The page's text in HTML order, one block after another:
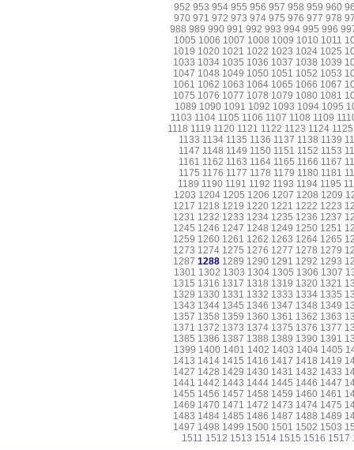
952 953 954 955 956 957 958 959 960
970 971 972 973 974 975 976 977 978
988 989 990 991 992 993 994 995 996
1005 1006 1007 1008 1009 1010 1011
1019 1020 1021 1022 1023 1024 1025
1033 1034 1035 1036 1037 1038 1039
1047 1048 1049 1050 1051 1052 1053
1061 1062 1063 1064 1065 1066 1067
1075 1076 1077 1078 1079 1080 1081
1089 1090 1091 1092 1093 1094 1095
1103 1104 1105 1106 1107 1108 1109
1118 1119 1120 1121 1122 1123 1124 1125
1133 1134 1135 1136 1137 1138 1139
1147 1148 1149 1150 1151 1152 1153
1161 1162 1163 1164 1165 1166 1167
1175 1176 1177 1178 1179 1180 1181
1189 1190 1191 1192 1193 1194 1195
1203 1204 1205 1206 1207 1208 1209
1217 1218 1219 1220 1221 1222 1223
1231 1232 1233 1234 1235 1236 1237
1245 1246 1247 1248 1249 1250 1251
1259 1260 1261 1262 1263 1264 1265
1273 1274 1275 1276 1277 1278 1279
1287 1288 1289 1290 1291 1292 1293
1301 1302 1303 1304 1305 1306 1307
1315 1316 1317 1318 1319 1320 1321
1329 1330 1331 1332 1333 1334 1335
1343 1344 1345 1346 1347 1348 1349
1357 1358 1359 1360 1361 1362 1363
1371 1372 1373 1374 1375 1376 1377
1385 1386 1387 1388 1389 1390 1391
1399 1400 1401 1402 1403 1404 1405
1413 1414 1415 1416 1417 1418 1419
1427 1428 1429 1430 1431 1432 1433
1441 1442 1443 1444 1445 1446 1447
1455 1456 1457 1458 1459 1460 1461
1469 1470 1471 1472 1473 1474 1475
1483 1484 1485 1486 1487 1488 1489
1497 1498 1499 1500 1501 1502 1503
1511 1512 1513 1514 1515 1516 1517